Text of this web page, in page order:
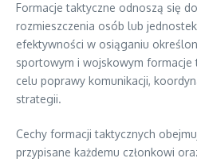
Formacje taktyczne odnoszą się
rozmieszczenia osób lub
efektywności w osiąganiu
sportowym i wojskowym
celu poprawy komunikacji,
strategii.
Cechy formacji taktycznych
przypisane każdemu członkowi